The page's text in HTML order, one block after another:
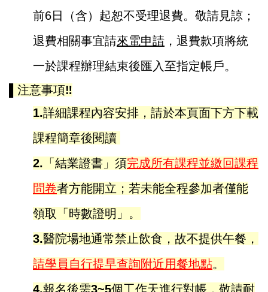
前6日（含）起恕不受理退費。敬請見諒；
退費相關事宜請來電申請 ，退費款項將統
一於課程辦理結束後匯入至指定帳戶。
注意事項‼️
1.詳細課程內容安排，請於本頁面下方下載
課程簡章後閱讀
2.「結業證書」須完成所有課程並繳回課程
問卷者方能開立；若未能全程參加者僅能
領取「時數證明」。
3.醫院場地通常禁止飲食，故不提供午餐，
請學員自行提早查詢附近用餐地點。
4.報名後需3~5個工作天進行對帳，敬請耐